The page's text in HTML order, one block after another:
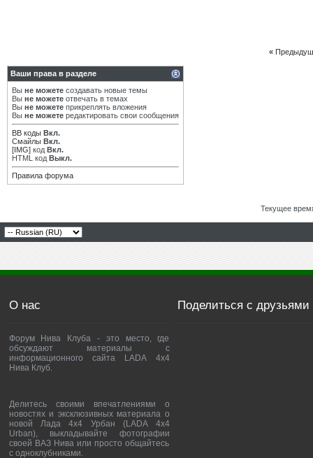
«
Ваши права в разделе
Вы не можете создавать новые темы
Вы не можете отвечать в темах
Вы не можете прикреплять вложения
Вы не можете редактировать свои сообщения
BB коды Вкл.
Смайлы Вкл.
[IMG] код Вкл.
HTML код Выкл.
Правила форума
Текущее
О нас
Форум Нива Клуба - это место, где
обсуждают материалы с
информационного сайта LADA 4x4
Нива Клуб.
Делитесь своими впечатлениями о
новостях и эксклюзивных материала о
новой Лада 4х4 Урбан (LADA 4x4
Urban), выкладывайте фотографии
своей ВАЗ Нива или просто общайтесь
с одноклубниками.
Поделиться с друзьями